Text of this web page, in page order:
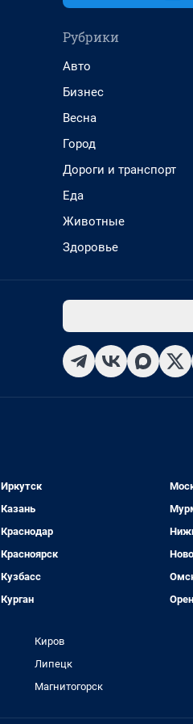
Рубрики
Авто
Бизнес
Весна
Город
Дороги и транспорт
Еда
Животные
Здоровье
Иркутск
Казань
Краснодар
Красноярск
Кузбасс
Курган
Киров
Липецк
Магнитогорск